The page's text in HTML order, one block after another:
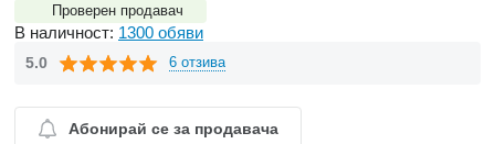
Проверен продавач
В наличност: 1300 обяви
5.0 6 отзива
Абонирай се за продавача